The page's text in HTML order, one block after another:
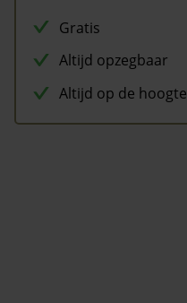
Gratis
Altijd opzegbaar
Altijd op de hoogte